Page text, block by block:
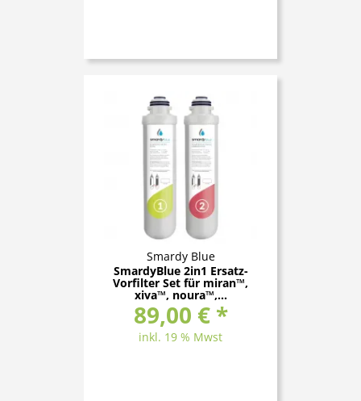
Smardy Blue
SmardyBlue 2in1 Ersatz-
Vorfilter Set für miran™,
xiva™, noura™,...
89,00 € *
inkl. 19 % Mwst